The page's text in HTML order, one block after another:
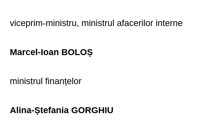
viceprim-ministru, ministrul afacerilor interne
Marcel-Ioan BOLOȘ
ministrul finanțelor
Alina-Ștefania GORGHIU